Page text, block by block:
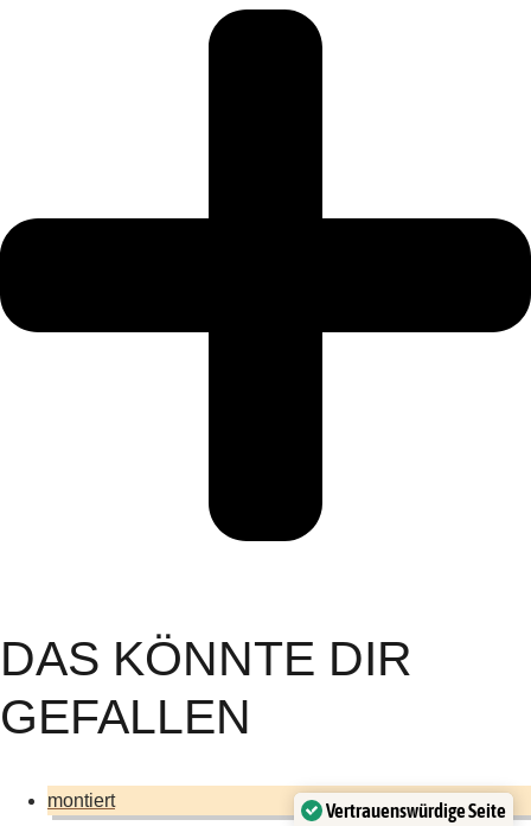
DAS KÖNNTE DIR
GEFALLEN
montiert Vertrauenswürdige Seite